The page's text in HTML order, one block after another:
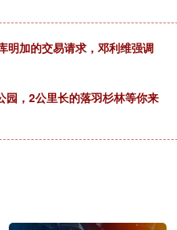
明加的交易请求，邓利维强调
园，2公里长的落羽杉林等你来